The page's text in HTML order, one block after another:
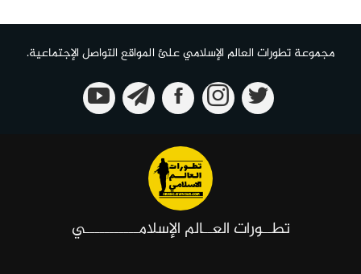
مجموعة تطورات العالم الإسلامي علئ المواقع التواصل الإجتماعية.
تطــورات العــالم الإسلامـــــــــــي